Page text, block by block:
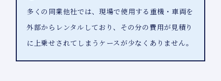
多くの同業他社では、現場で使用する重機・車両を
外部からレンタルしており、その分の費用が見積り
に上乗せされてしまうケースが少なくありません。